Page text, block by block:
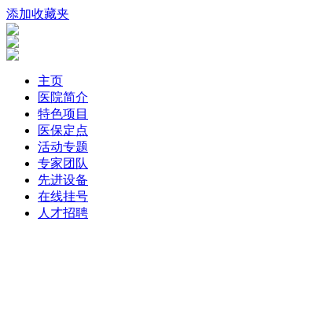
添加收藏夹
主页
医院简介
特色项目
医保定点
活动专题
专家团队
先进设备
在线挂号
人才招聘